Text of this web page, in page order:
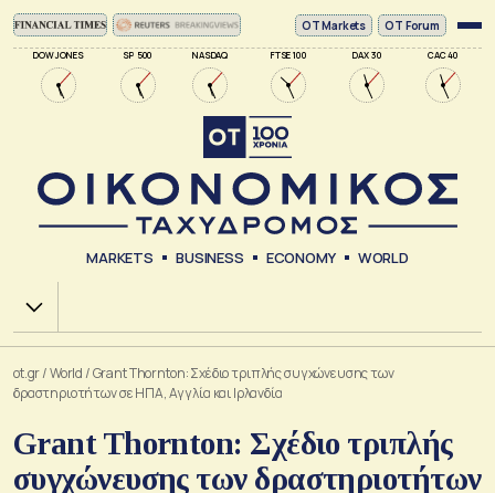
DOW JONES SP 500 NASDAQ FTSE 100 DAX 30 CAC 40
ΟΤ Markets OT Forum
MARKETS BUSINESS ECONOMY WORLD
Χ.Α.
ot.gr/World /Grant Thornton: Σχέδιο τριπλής συγχώνευσης των
δραστηριοτήτων σε ΗΠΑ, Αγγλία και Ιρλανδία
Grant Thornton: Σχέδιο τριπλής
συγχώνευσης των δραστηριοτήτων